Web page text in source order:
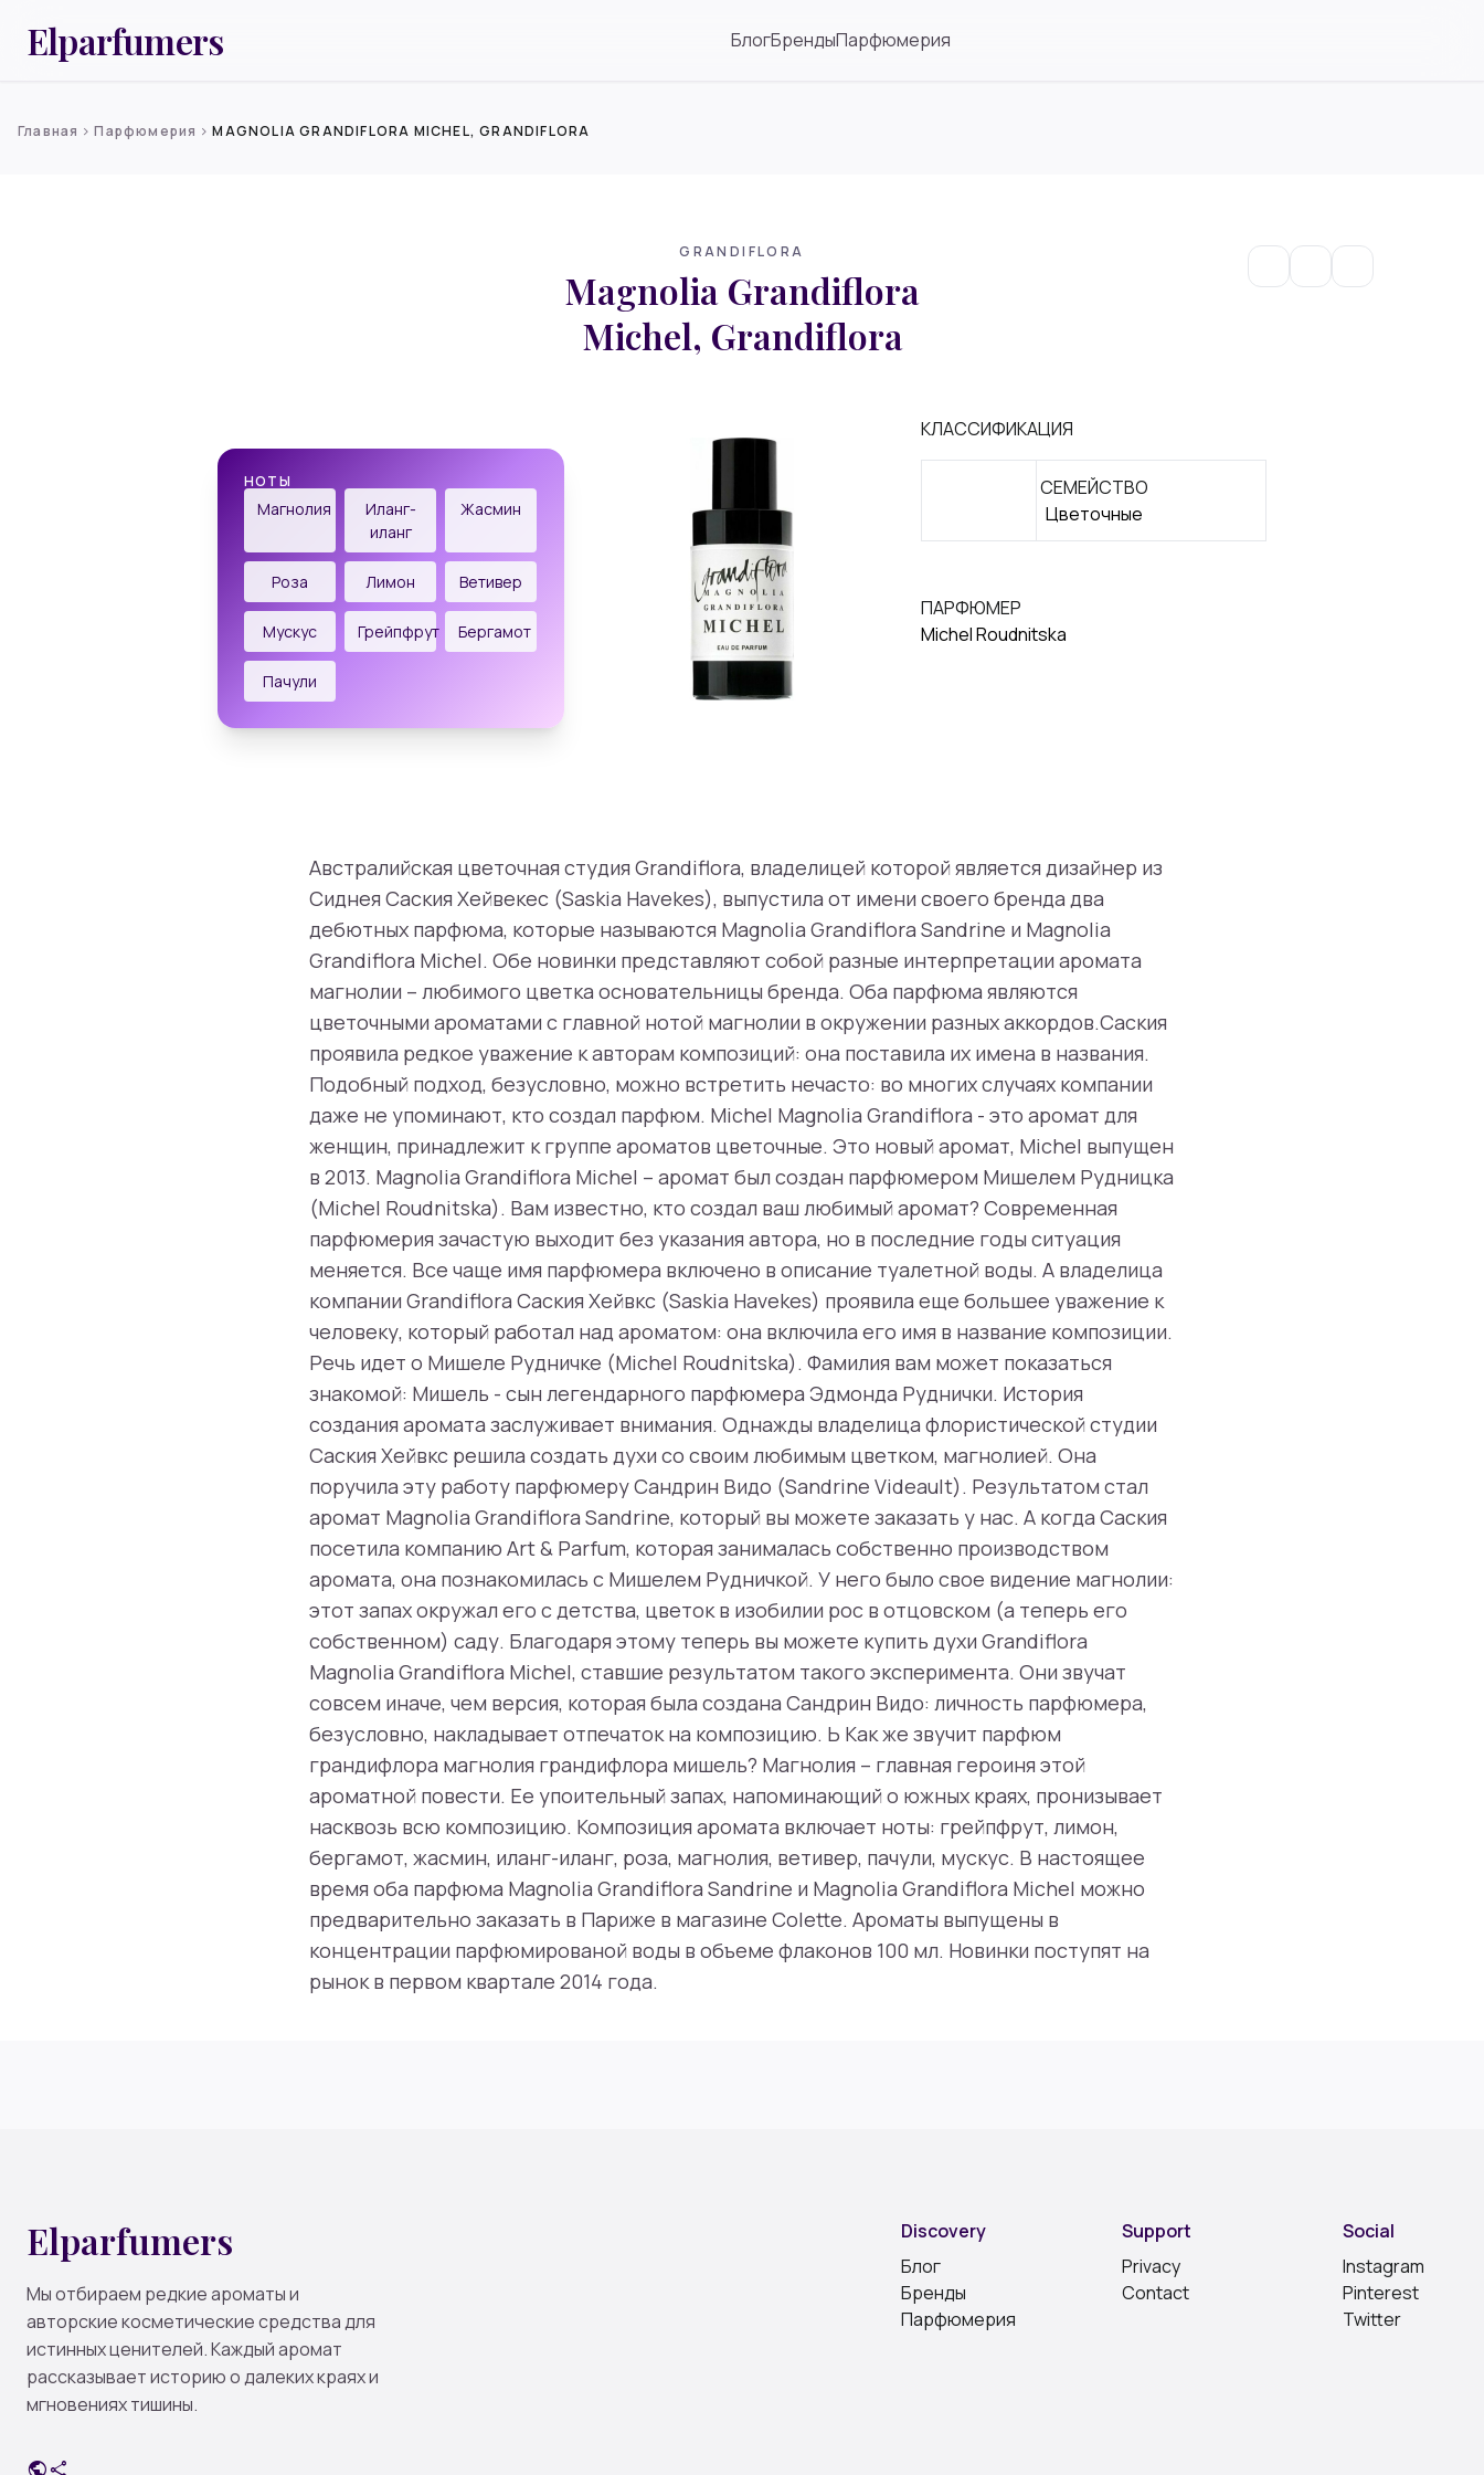
Elparfumers БлогБрендыПарфюмерия
Главная chevron_rightПарфюмерия chevron_rightMAGNOLIA GRANDIFLORA MICHEL, GRANDIFLORA
GRANDIFLORA
Magnolia Grandiflora
Michel, Grandiflora
НОТЫ
Магнолия
Иланг-
иланг
Жасмин
Роза Лимон Ветивер
Мускус Грейпфрут Бергамот
Пачули
КЛАССИФИКАЦИЯ
СЕМЕЙСТВО
Цветочные
ПАРФЮМЕР
Michel Roudnitska
Австралийская цветочная студия Grandiflora, владелицей которой является дизайнер из
Сиднея Саския Хейвекес (Saskia Havekes), выпустила от имени своего бренда два
дебютных парфюма, которые называются Magnolia Grandiflora Sandrine и Magnolia
Grandiflora Michel. Обе новинки представляют собой разные интерпретации аромата
магнолии – любимого цветка основательницы бренда. Оба парфюма являются
цветочными ароматами с главной нотой магнолии в окружении разных аккордов.Саския
проявила редкое уважение к авторам композиций: она поставила их имена в названия.
Подобный подход, безусловно, можно встретить нечасто: во многих случаях компании
даже не упоминают, кто создал парфюм. Michel Magnolia Grandiflora - это аромат для
женщин, принадлежит к группе ароматов цветочные. Это новый аромат, Michel выпущен
в 2013. Magnolia Grandiflora Michel – аромат был создан парфюмером Мишелем Рудницка
(Michel Roudnitska). Вам известно, кто создал ваш любимый аромат? Современная
парфюмерия зачастую выходит без указания автора, но в последние годы ситуация
меняется. Все чаще имя парфюмера включено в описание туалетной воды. А владелица
компании Grandiflora Саския Хейвкс (Saskia Havekes) проявила еще большее уважение к
человеку, который работал над ароматом: она включила его имя в название композиции.
Речь идет о Мишеле Рудничке (Michel Roudnitska). Фамилия вам может показаться
знакомой: Мишель - сын легендарного парфюмера Эдмонда Руднички. История
создания аромата заслуживает внимания. Однажды владелица флористической студии
Саския Хейвкс решила создать духи со своим любимым цветком, магнолией. Она
поручила эту работу парфюмеру Сандрин Видо (Sandrine Videault). Результатом стал
аромат Magnolia Grandiflora Sandrine, который вы можете заказать у нас. А когда Саския
посетила компанию Art & Parfum, которая занималась собственно производством
аромата, она познакомилась с Мишелем Рудничкой. У него было свое видение магнолии:
этот запах окружал его с детства, цветок в изобилии рос в отцовском (а теперь его
собственном) саду. Благодаря этому теперь вы можете купить духи Grandiflora
Magnolia Grandiflora Michel, ставшие результатом такого эксперимента. Они звучат
совсем иначе, чем версия, которая была создана Сандрин Видо: личность парфюмера,
безусловно, накладывает отпечаток на композицию. Ь Как же звучит парфюм
грандифлора магнолия грандифлора мишель? Магнолия – главная героиня этой
ароматной повести. Ее упоительный запах, напоминающий о южных краях, пронизывает
насквозь всю композицию. Композиция аромата включает ноты: грейпфрут, лимон,
бергамот, жасмин, иланг-иланг, роза, магнолия, ветивер, пачули, мускус. В настоящее
время оба парфюма Magnolia Grandiflora Sandrine и Magnolia Grandiflora Michel можно
предварительно заказать в Париже в магазине Colette. Ароматы выпущены в
концентрации парфюмированой воды в объеме флаконов 100 мл. Новинки поступят на
рынок в первом квартале 2014 года.
Elparfumers
Мы отбираем редкие ароматы и
авторские косметические средства для
истинных ценителей. Каждый аромат
рассказывает историю о далеких краях и
мгновениях тишины.
publicshare
Discovery
Блог
Бренды
Парфюмерия
Support
Privacy
Contact
Social
Instagram
Pinterest
Twitter